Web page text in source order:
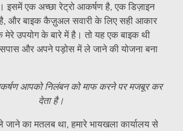
इसमें एक अच्छा रेट्रो आकर्षण है, एक डिज़ाइन
और बाइक कैज़ुअल सवारी के लिए सही आकार
मेरे उपयोग के बारे में है। तो यह एक बाइक थी
और अपने पड़ोस में ले जाने की योजना बना
आपको निलंबन को माफ करने पर मजबूर कर
देता है।
जाने का मतलब था, हमारे भायखला कार्यालय से